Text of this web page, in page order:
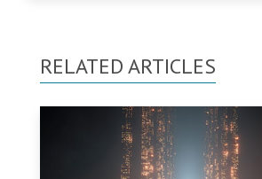
RELATED ARTICLES